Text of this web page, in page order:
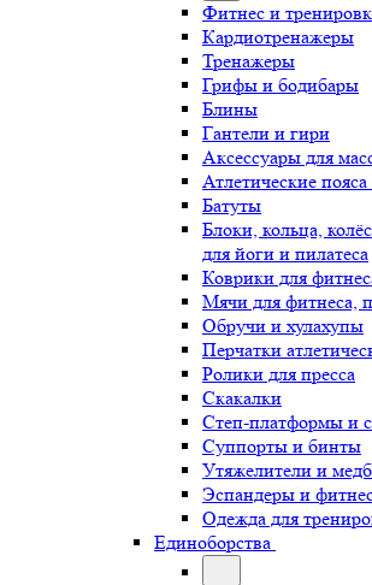
Фитнес и
Кардиотренажеры
Тренажеры
Грифы и бодибары
Блины
Гантели и гири
Аксессуары для
Атлетические
Батуты
Блоки, кольца,
для йоги и пилатеса
Коврики для
Мячи для фитнеса,
Обручи и хулахупы
Перчатки
Ролики для пресса
Скакалки
Степ-платформы и
Суппорты и бинты
Утяжелители и
Эспандеры и
Одежда для
Единоборства